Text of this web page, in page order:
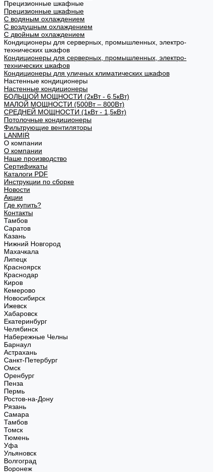
Прецизионные шкафные
Прецизионные шкафные
С водяным охлаждением
С воздушным охлаждением
С двойным охлаждением
Кондиционеры для серверных, промышленных, электро-
технических шкафов
Кондиционеры для серверных, промышленных, электро-
технических шкафов
Кондиционеры для уличных климатических шкафов
Настенные кондиционеры
Настенные кондиционеры
БОЛЬШОЙ МОЩНОСТИ (2кВт - 6,5кВт)
МАЛОЙ МОЩНОСТИ (500Вт – 800Вт)
СРЕДНЕЙ МОЩНОСТИ (1кВт - 1,5кВт)
Потолочные кондиционеры
Фильтрующие вентиляторы
LANMIR
О компании
О компании
Наше производство
Сертификаты
Каталоги PDF
Инструкции по сборке
Новости
Акции
Где купить?
Контакты
Тамбов
Саратов
Казань
Нижний Новгород
Махачкала
Липецк
Красноярск
Краснодар
Киров
Кемерово
Новосибирск
Ижевск
Хабаровск
Екатеринбург
Челябинск
Набережные Челны
Барнаул
Астрахань
Санкт-Петербург
Омск
Оренбург
Пенза
Пермь
Ростов-на-Дону
Рязань
Самара
Тамбов
Томск
Тюмень
Уфа
Ульяновск
Волгоград
Воронеж